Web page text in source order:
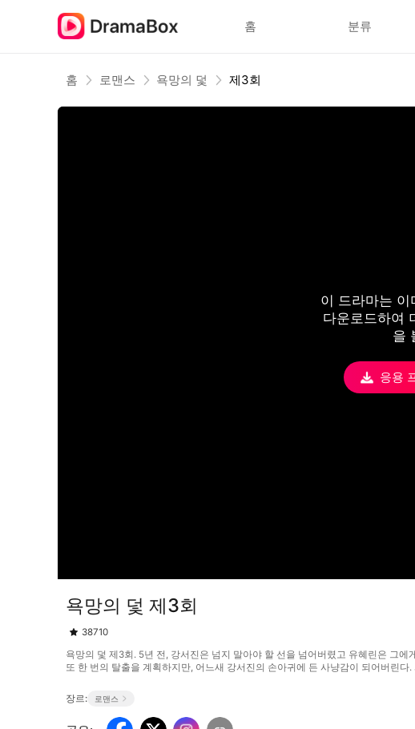
홈 분류
홈 로맨스 욕망의 덫 제3회
이 드라마는 이
다운로드하여
을
응용
욕망의 덫 제3회
38710
욕망의 덫 제3회. 5년 전, 강서진은 넘지 말아야 할 선을 넘어버렸고 유혜린은 그
또 한 번의 탈출을 계획하지만, 어느새 강서진의 손아귀에 든 사냥감이 되어버린다
장르: 로맨스